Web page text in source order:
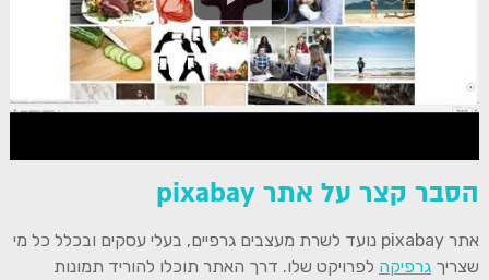
הסבר קצר על אתר pixabay
אתר pixabay נועד לשרת מעצבים גרפיים, בעלי עסקים ובכלל כל מי
שצריך גרפיקה לפרויקט שלו. דרך האתר תוכלו להוריד תמונות